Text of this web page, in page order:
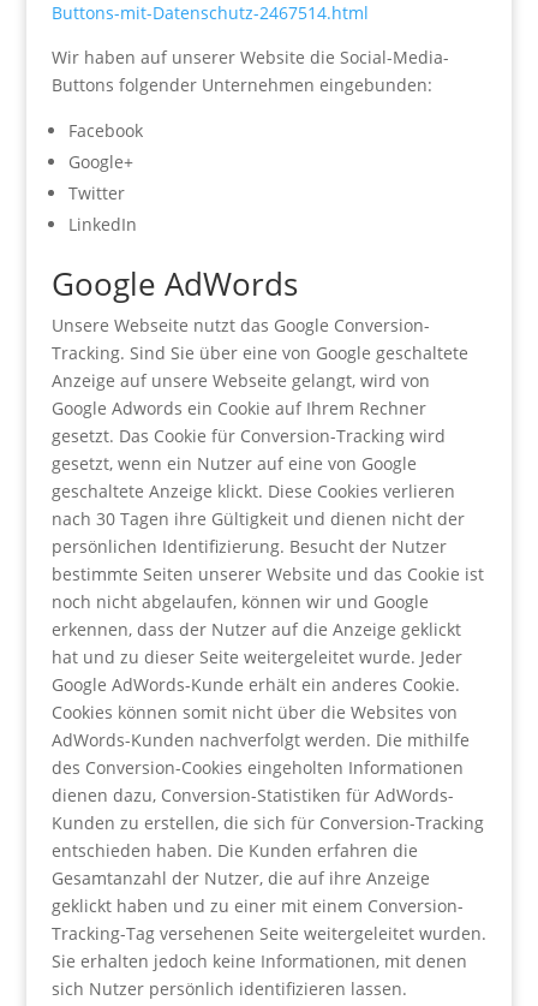
Buttons-mit-Datenschutz-2467514.html
Wir haben auf unserer Website die Social-Media-
Buttons folgender Unternehmen eingebunden:
Facebook
Google+
Twitter
LinkedIn
Google AdWords
Unsere Webseite nutzt das Google Conversion-
Tracking. Sind Sie über eine von Google geschaltete
Anzeige auf unsere Webseite gelangt, wird von
Google Adwords ein Cookie auf Ihrem Rechner
gesetzt. Das Cookie für Conversion-Tracking wird
gesetzt, wenn ein Nutzer auf eine von Google
geschaltete Anzeige klickt. Diese Cookies verlieren
nach 30 Tagen ihre Gültigkeit und dienen nicht der
persönlichen Identifizierung. Besucht der Nutzer
bestimmte Seiten unserer Website und das Cookie ist
noch nicht abgelaufen, können wir und Google
erkennen, dass der Nutzer auf die Anzeige geklickt
hat und zu dieser Seite weitergeleitet wurde. Jeder
Google AdWords-Kunde erhält ein anderes Cookie.
Cookies können somit nicht über die Websites von
AdWords-Kunden nachverfolgt werden. Die mithilfe
des Conversion-Cookies eingeholten Informationen
dienen dazu, Conversion-Statistiken für AdWords-
Kunden zu erstellen, die sich für Conversion-Tracking
entschieden haben. Die Kunden erfahren die
Gesamtanzahl der Nutzer, die auf ihre Anzeige
geklickt haben und zu einer mit einem Conversion-
Tracking-Tag versehenen Seite weitergeleitet wurden.
Sie erhalten jedoch keine Informationen, mit denen
sich Nutzer persönlich identifizieren lassen.